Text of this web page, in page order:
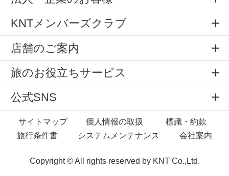
KNTメンバーズクラブ
店舗のご案内
旅のお役立ちサービス
公式SNS
サイトマップ 個人情報の取扱
標識・約款
旅行条件書
システムメンテナンス 会社案内
Copyright © All rights reserved by KNT Co.,Ltd.